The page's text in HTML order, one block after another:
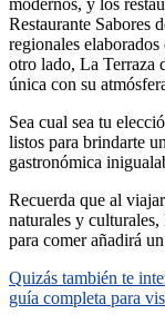
Restaurante Sabores
regionales
otro lado, La Terraza
única con su
Sea cual sea tu
listos para brindarte
gastronómica
Recuerda que al
naturales y
para comer añadirá
Quizás también te
guía completa para